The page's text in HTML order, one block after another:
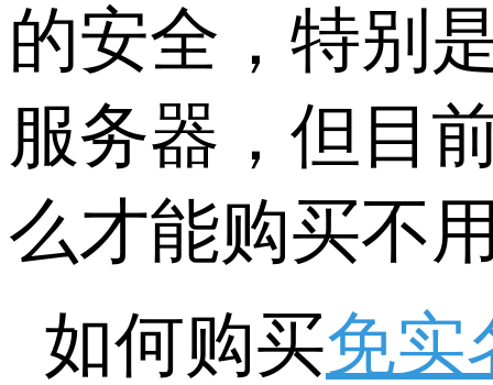
的安全，特别
服务器，但目
么才能购买不
如何购买免实